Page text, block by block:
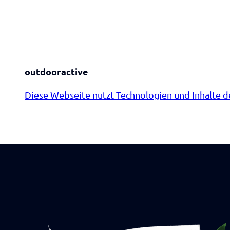
outdooractive
Diese Webseite nutzt Technologien und Inhalte